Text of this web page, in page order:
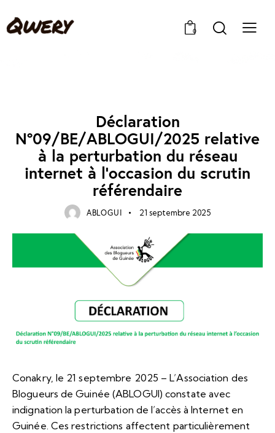
0
Déclaration
N°09/BE/ABLOGUI/2025 relative
à la perturbation du réseau
internet à l’occasion du scrutin
référendaire
ABLOGUI 21 septembre 2025
Conakry, le 21 septembre 2025 – L’Association des
Blogueurs de Guinée (ABLOGUI) constate avec
indignation la perturbation de l’accès à Internet en
Guinée. Ces restrictions affectent particulièrement